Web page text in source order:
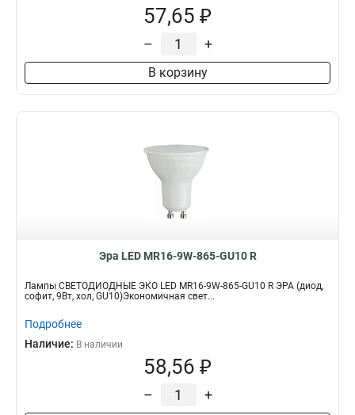
57,65 ₽
– +
В корзину
Эра LED MR16-9W-865-GU10 R
Лампы СВЕТОДИОДНЫЕ ЭКО LED MR16-9W-865-GU10 R ЭРА (диод,
софит, 9Вт, хол, GU10)Экономичная свет...
Подробнее
Наличие: В наличии
58,56 ₽
– +